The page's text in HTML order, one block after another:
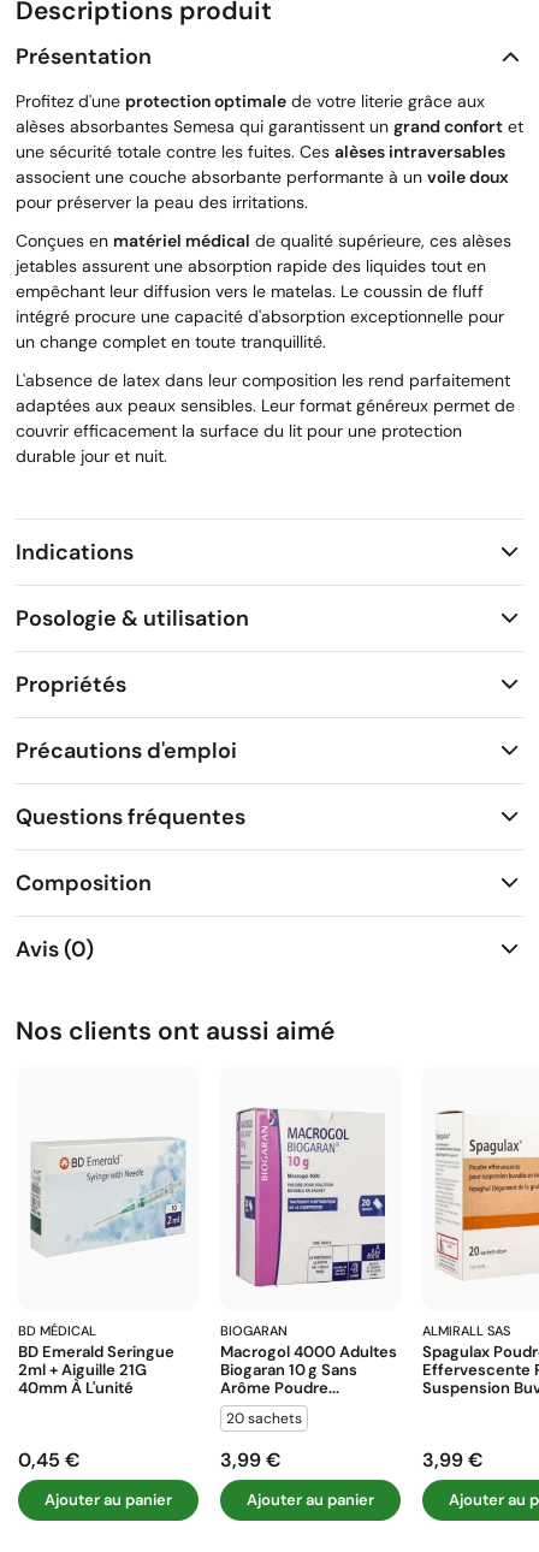
Descriptions produit
Présentation
Profitez d'une protection optimale de votre literie grâce aux
alèses absorbantes Semesa qui garantissent un grand confort et
une sécurité totale contre les fuites. Ces alèses intraversables
associent une couche absorbante performante à un voile doux
pour préserver la peau des irritations.
Conçues en matériel médical de qualité supérieure, ces alèses
jetables assurent une absorption rapide des liquides tout en
empêchant leur diffusion vers le matelas. Le coussin de fluff
intégré procure une capacité d'absorption exceptionnelle pour
un change complet en toute tranquillité.
L'absence de latex dans leur composition les rend parfaitement
adaptées aux peaux sensibles. Leur format généreux permet de
couvrir efficacement la surface du lit pour une protection
durable jour et nuit.
Indications
Posologie & utilisation
Propriétés
Précautions d'emploi
Questions fréquentes
Composition
Avis (0)
Nos clients ont aussi aimé
BD MÉDICAL
BD Emerald Seringue
2ml + Aiguille 21G
40mm À L'unité
Prix
0,45 €
Ajouter au panier
BIOGARAN
Macrogol 4000 Adultes
Biogaran 10 G Sans
Arôme Poudre...
20 sachets
Prix
3,99 €
Ajouter au panier
ALMIRALL SAS
Spagulax
Effervescente
Suspension
Prix
3,99 €
Ajouter au